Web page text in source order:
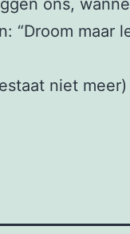
ons,
“Droom maar
niet meer)